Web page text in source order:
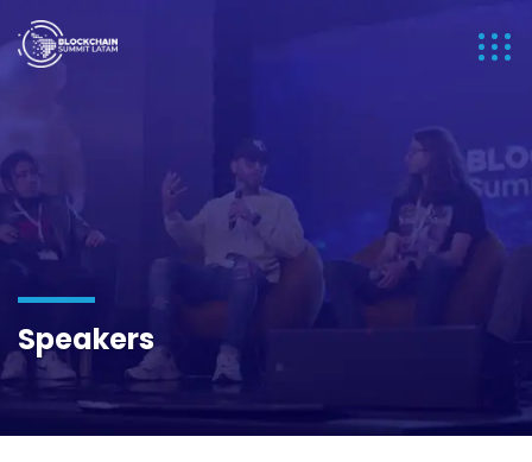
Speakers